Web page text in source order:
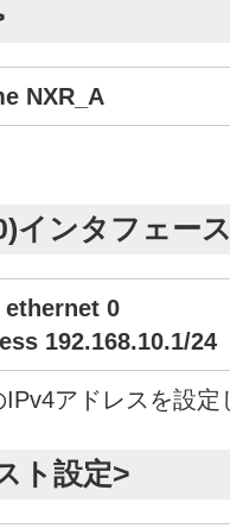
NXR_A
インタフェー
0
192.168.10.1/24
アドレスを設定
ト設定>